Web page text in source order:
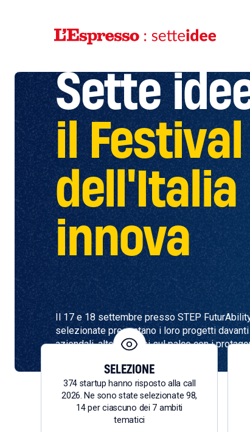
Sette
il Festival
dell'Italia
innova
Il 17 e 18 settembre presso STEP
selezionate presentano i loro progetti
aziendali, alternandosi sul palco con i
SELEZIONE
374 startup hanno risposto alla call
2026. Ne sono state selezionate 98,
14 per ciascuno dei 7 ambiti
tematici